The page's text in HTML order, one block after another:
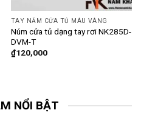
TAY NẮM CỬA TỦ MÀU VÀNG
Núm cửa tủ dạng tay rơi NK285D-
DVM-T
₫120,000
NỔI BẬT